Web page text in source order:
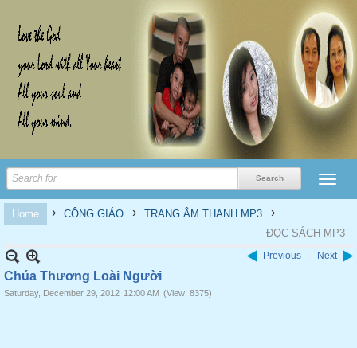
Home › CÔNG GIÁO › TRANG ÂM THANH MP3 ›
ĐỌC SÁCH MP3
Previous Next
Chúa Thương Loài Người
Saturday, December 29, 2012 12:00 AM (View: 8375)